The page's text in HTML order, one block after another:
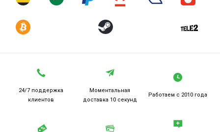
24/7 поддержка
клиентов
Моментальная
доставка 10 секунд
Работаем с 2010 года